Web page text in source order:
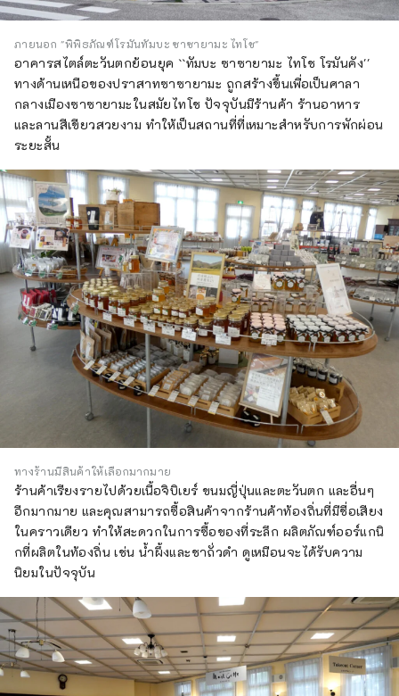
ภายนอก "พิพิธภัณฑ์โรมันทัมบะ ซาซายามะ ไทโช"
อาคารสไตล์ตะวันตกย้อนยุค ``ทัมบะ ซาซายามะ ไทโช โรมันคัง''
ทางด้านเหนือของปราสาทซาซายามะ ถูกสร้างขึ้นเพื่อเป็นศาลา
กลางเมืองซาซายามะในสมัยไทโช ปัจจุบันมีร้านค้า ร้านอาหาร
และลานสีเขียวสวยงาม ทำให้เป็นสถานที่ที่เหมาะสำหรับการพักผ่อน
ระยะสั้น
ทางร้านมีสินค้าให้เลือกมากมาย
ร้านค้าเรียงรายไปด้วยเนื้อจิบิเยร์ ขนมญี่ปุ่นและตะวันตก และอื่นๆ
อีกมากมาย และคุณสามารถซื้อสินค้าจากร้านค้าท้องถิ่นที่มีชื่อเสียง
ในคราวเดียว ทำให้สะดวกในการซื้อของที่ระลึก ผลิตภัณฑ์ออร์แกนิ
กที่ผลิตในท้องถิ่น เช่น น้ำผึ้งและชาถั่วดำ ดูเหมือนจะได้รับความ
นิยมในปัจจุบัน